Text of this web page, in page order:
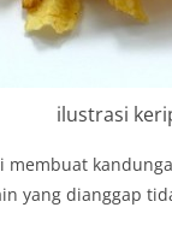
ilustrasi
yang dianggap